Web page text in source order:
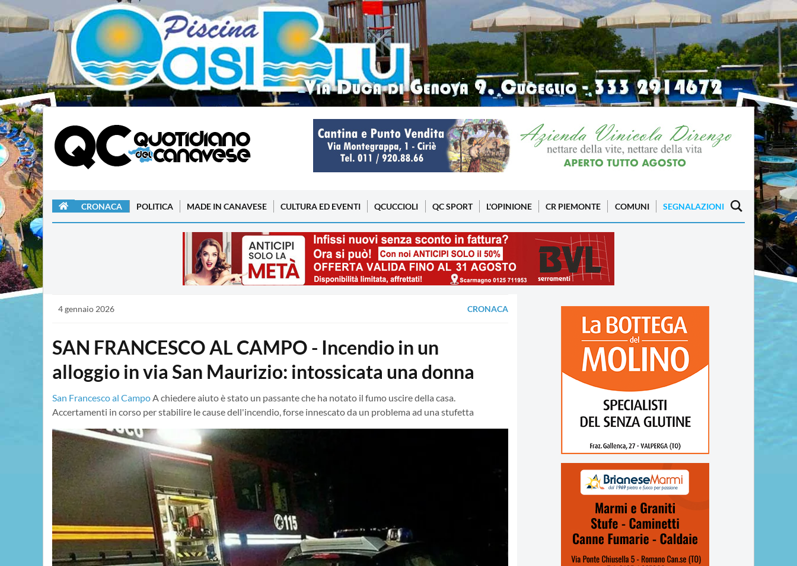
CRONACA POLITICA MADE IN CANAVESE CULTURA ED EVENTI QCUCCIOLI QC SPORT L'OPINIONE CR PIEMONTE COMUNI SEGNALAZIONI
4 gennaio 2026 CRONACA
SAN FRANCESCO AL CAMPO - Incendio in un
alloggio in via San Maurizio: intossicata una donna
San Francesco al CampoA chiedere aiuto è stato un passante che ha notato il fumo uscire della casa.
Accertamenti in corso per stabilire le cause dell'incendio, forse innescato da un problema ad una stufetta